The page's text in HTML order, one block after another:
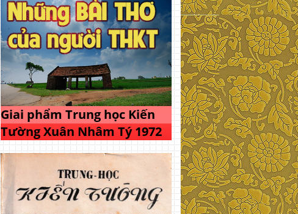
Giai phẩm Trung học Kiến
Tường Xuân Nhâm Tý 1972